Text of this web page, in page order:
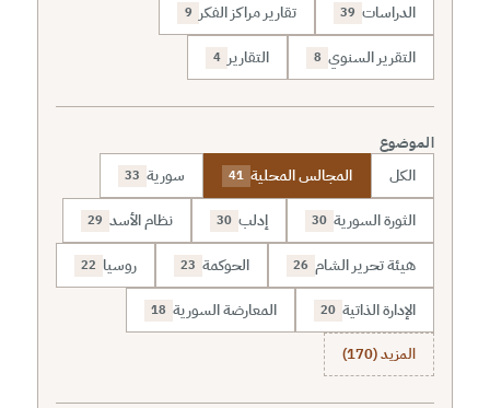
الدراسات 39 تقارير مراكز الفكر 9
التقرير السنوي 8 التقارير 4
الموضوع
الكل المجالس المحلية 41 سورية 33
الثورة السورية 30 إدلب 30 نظام الأسد 29
هيئة تحرير الشام 26 الحوكمة 23 روسيا 22
الإدارة الذاتية 20 المعارضة السورية 18
المزيد (170)